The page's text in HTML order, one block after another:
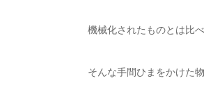
機械化されたものとは比
そんな手間ひまをかけた